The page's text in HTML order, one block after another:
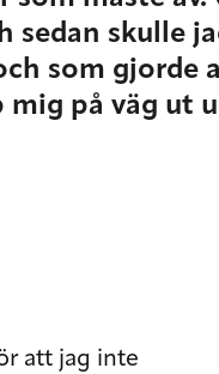
sedan skulle
som gjorde
på väg ut
att jag inte